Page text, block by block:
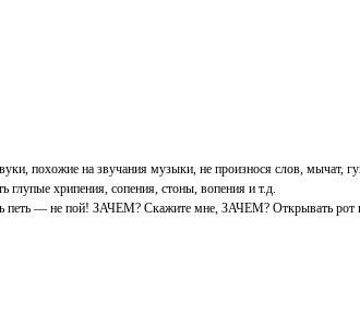
похожие на звучания музыки, не произнося слов, мычат,
глупые хрипения, сопения, стоны, вопения и т.д.
петь — не пой! ЗАЧЕМ? Скажите мне, ЗАЧЕМ? Открывать рот